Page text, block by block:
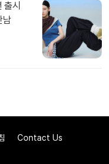
출시
남
Contact Us